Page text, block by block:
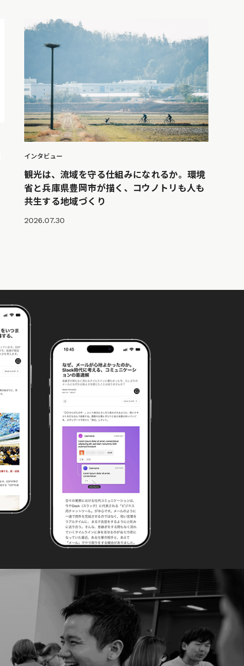
インタビュー
観光は、流域を守る仕組みになれるか。環境
省と兵庫県豊岡市が描く、コウノトリも人も
共生する地域づくり
2026.07.30